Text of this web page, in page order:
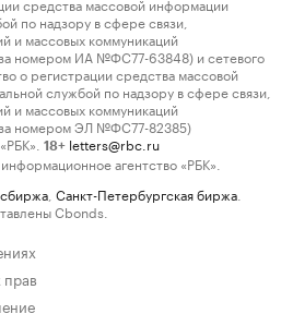
по надзору в сфере связи,
и массовых коммуникаций
номером ИА №ФС77-63848) и сетевого
о регистрации средства массовой
службой по надзору в сфере связи,
и массовых коммуникаций
номером ЭЛ №ФС77-82385)
18+ letters@rbc.ru
агентство «РБК».
Санкт-Петербургская биржа
Cbonds.